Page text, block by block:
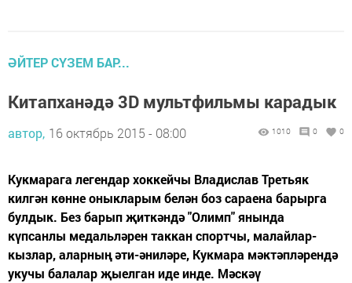
ӘЙТЕР СҮЗЕМ БАР...
Китапханәдә 3D мультфильмы карадык
автор, 16 октябрь 2015 - 08:00 1010 0 0
Кукмарага легендар хоккейчы Владислав Третьяк
килгән көнне оныкларым белән боз сараена барырга
булдык. Без барып җиткәндә "Олимп" янында
күпсанлы медальләрен таккан спортчы, малайлар-
кызлар, аларның әти-әниләре, Кукмара мәктәпләрендә
укучы балалар җыелган иде инде. Мәскәү